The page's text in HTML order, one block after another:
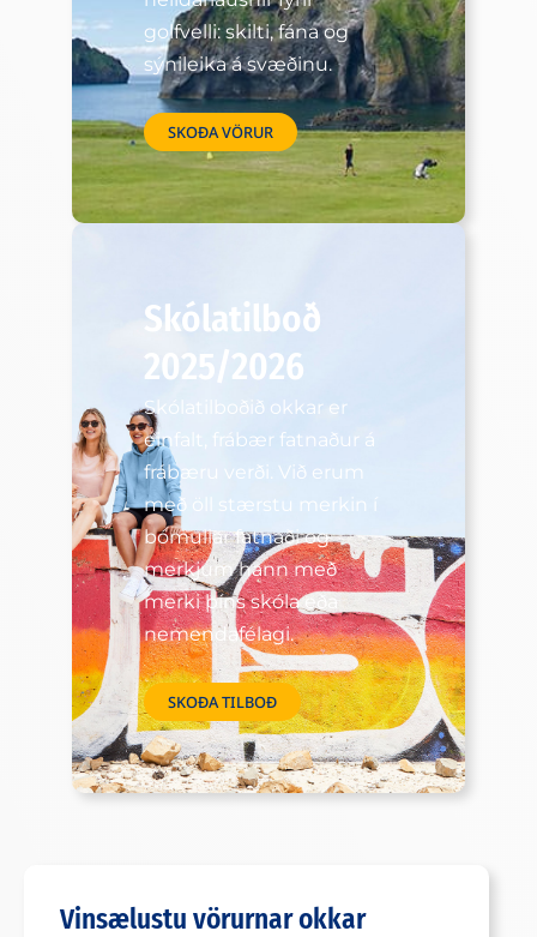
golfvelli: skilti, fána og
sýnileika á svæðinu.
SKOÐA VÖRUR
Skólatilboð
2025/2026
Skólatilboðið okkar er
einfalt, frábær fatnaður á
frábæru verði. Við erum
með öll stærstu merkin í
bómullar fatnaði og
merkjum hann með
merki þíns skóla eða
nemendafélagi.
SKOÐA TILBOÐ
Vinsælustu vörurnar okkar